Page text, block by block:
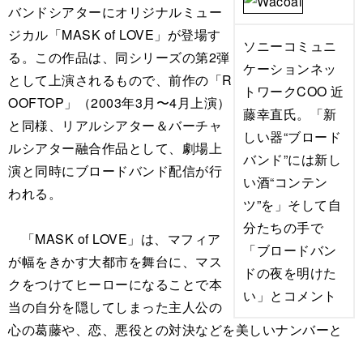
ソニーコミュニ
ケーションネッ
トワークCOO 近
藤幸直氏。「新
しい器“ブロード
バンド”には新し
い酒“コンテン
ツ”を」そして自
分たちの手で
「ブロードバン
ドの夜を明けた
い」とコメント
バンドシアターにオリジナルミュー
ジカル「MASK of LOVE」が登場す
る。この作品は、同シリーズの第2弾
として上演されるもので、前作の「R
OOFTOP」（2003年3月〜4月上演）
と同様、リアルシアター＆バーチャ
ルシアター融合作品として、劇場上
演と同時にブロードバンド配信が行
われる。
「MASK of LOVE」は、マフィア
が幅をきかす大都市を舞台に、マス
クをつけてヒーローになることで本
当の自分を隠してしまった主人公の
心の葛藤や、恋、悪役との対決などを美しいナンバーと